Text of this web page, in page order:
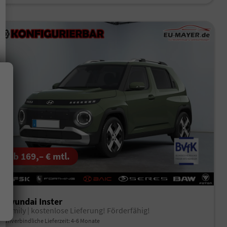
ab 169,– € mtl.
Hyundai Inster
Family | kostenlose Lieferung! Förderfähig!
unverbindliche Lieferzeit: 4-6 Monate